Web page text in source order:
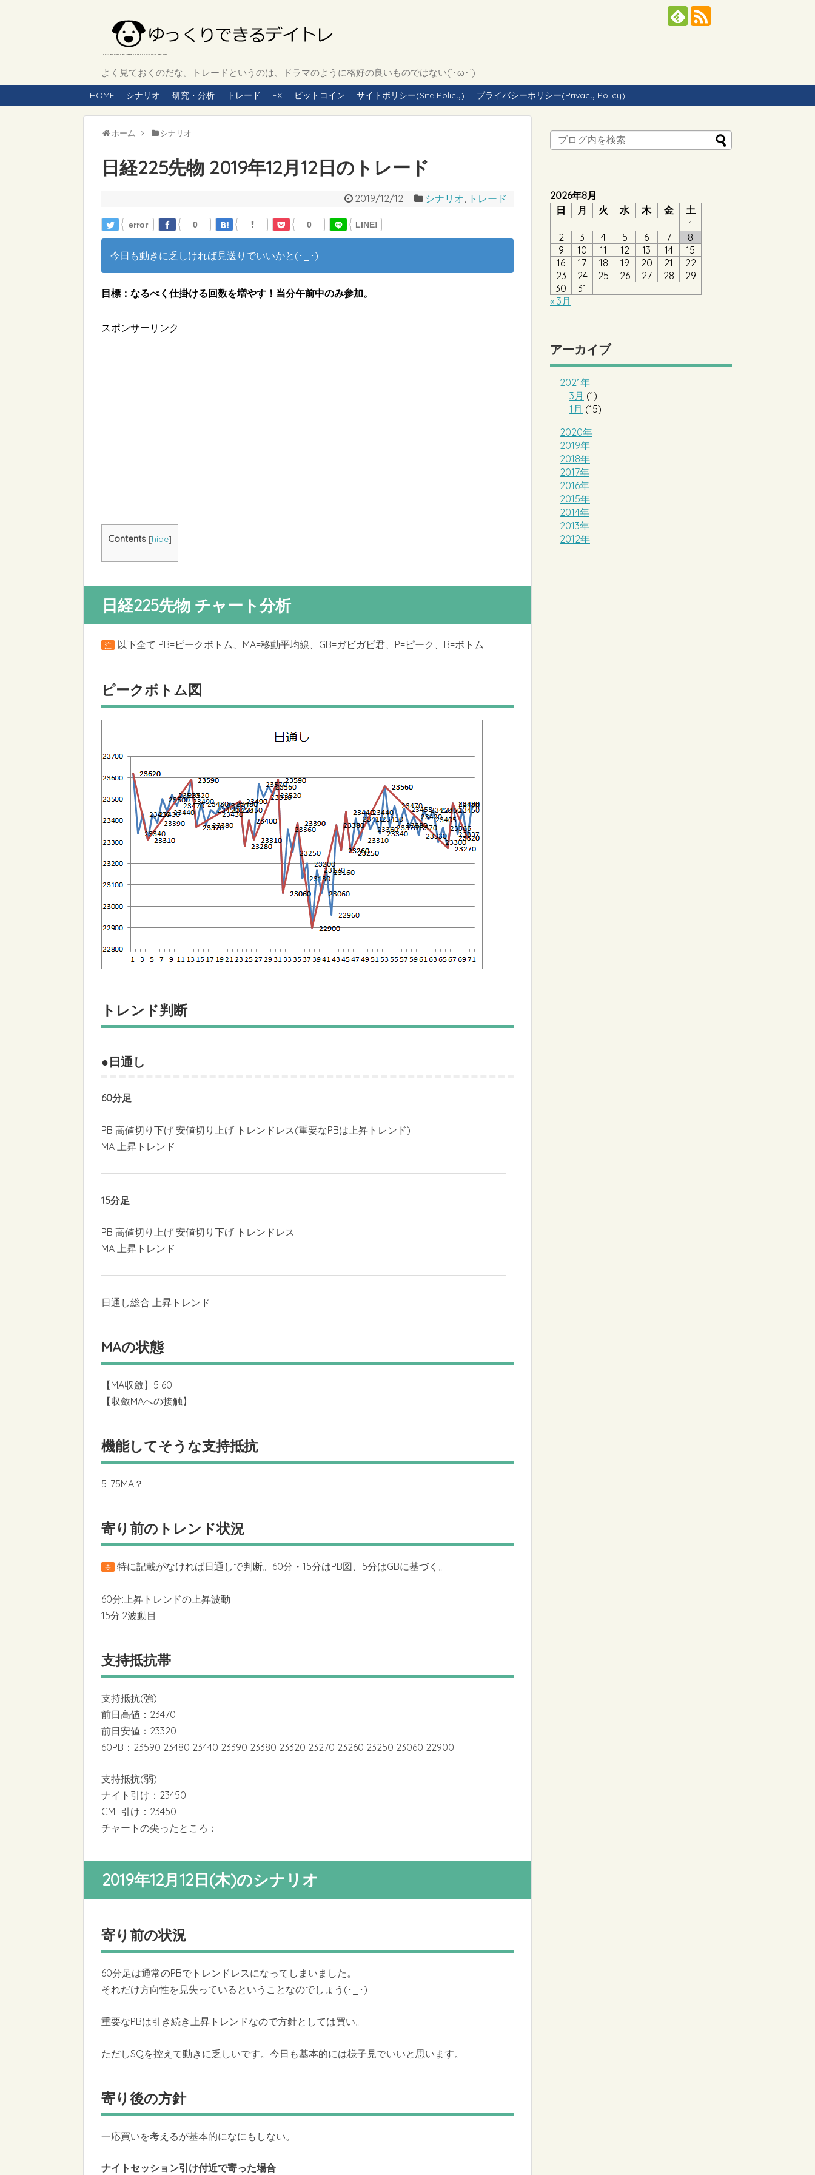
よく見ておくのだな。トレードというのは、ドラマのように格好の良いものではない(`･ω･´)
HOME シナリオ 研究・分析 トレード FX ビットコイン サイトポリシー(Site Policy) プライバシーポリシー(Privacy Policy)
ホーム シナリオ
日経225先物 2019年12月12日のトレード
2019/12/12 シナリオ, トレード
error 0 0 LINE!
今日も動きに乏しければ見送りでいいかと(･_･)
目標：なるべく仕掛ける回数を増やす！当分午前中のみ参加。
スポンサーリンク
Contents [hide]
日経225先物 チャート分析
注 以下全て PB=ピークボトム、MA=移動平均線、GB=ガビガビ君、P=ピーク、B=ボトム
ピークボトム図
トレンド判断
●日通し
60分足
PB 高値切り下げ 安値切り上げ トレンドレス(重要なPBは上昇トレンド)
MA 上昇トレンド
15分足
PB 高値切り上げ 安値切り下げ トレンドレス
MA 上昇トレンド
日通し総合 上昇トレンド
MAの状態
【MA収斂】5 60
【収斂MAへの接触】
機能してそうな支持抵抗
5-75MA？
寄り前のトレンド状況
※ 特に記載がなければ日通しで判断。60分・15分はPB図、5分はGBに基づく。
60分:上昇トレンドの上昇波動
15分:2波動目
支持抵抗帯
支持抵抗(強)
前日高値：23470
前日安値：23320
60PB：23590 23480 23440 23390 23380 23320 23270 23260 23250 23060 22900
支持抵抗(弱)
ナイト引け：23450
CME引け：23450
チャートの尖ったところ：
2019年12月12日(木)のシナリオ
寄り前の状況
60分足は通常のPBでトレンドレスになってしまいました。
それだけ方向性を見失っているということなのでしょう(･_･)
重要なPBは引き続き上昇トレンドなので方針としては買い。
ただしSQを控えて動きに乏しいです。今日も基本的には様子見でいいと思います。
寄り後の方針
一応買いを考えるが基本的になにもしない。
ナイトセッション引け付近で寄った場合
2026年8月
日
月 火 水 木 金
土
1
2
3 4 5 6 7
8
9
10 11 12 13 14
15
16
17 18 19 20 21
22
23
24 25 26 27 28
29
30
31
« 3月
アーカイブ
2021年
3月 (1)
1月 (15)
2020年
2019年
2018年
2017年
2016年
2015年
2014年
2013年
2012年